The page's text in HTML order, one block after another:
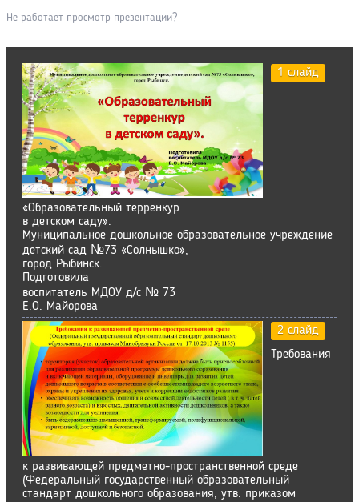
Не работает просмотр презентации?
1 слайд
«Образовательный терренкур
в детском саду».
Муниципальное дошкольное образовательное учреждение
детский сад №73 «Солнышко»,
город Рыбинск.
Подготовила
воспитатель МДОУ д/с № 73
Е.О. Майорова
2 слайд
Требования
к развивающей предметно-пространственной среде
(Федеральный государственный образовательный
стандарт дошкольного образования, утв. приказом